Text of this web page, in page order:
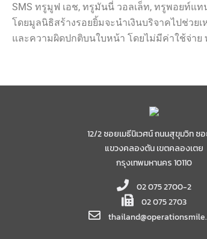
SMS ทรูมูฟ เอช, ทรูมันนี่ วอลเล็ท, ทรูพอยท์แ
โดยมูลนิธิสร้างรอยยิ้มจะนำเงินบริจาคไปช่วย
และความผิดปกติบนใบหน้า โดยไม่มีค่าใช้จ่าย
12/2 ซอยเมธีนิเวศน์ ถนนสุขุมวิท ซ
แขวงคลองตัน เขตคลองเตย
กรุงเทพมหานคร 10110
02 075 2700-2
02 075 2703